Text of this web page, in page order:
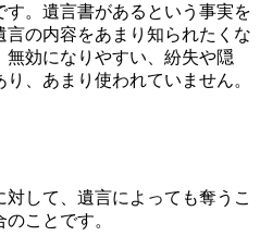
。遺言書があるという事実を
の内容をあまり知られたくな
効になりやすい、紛失や隠
、あまり使われていません。
して、遺言によっても奪うこ
ことです。